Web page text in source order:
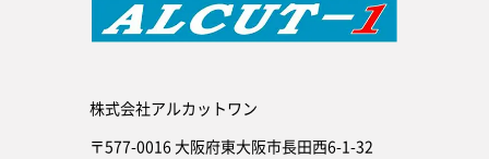
株式会社アルカットワン
〒577-0016 大阪府東大阪市長田西6-1-32